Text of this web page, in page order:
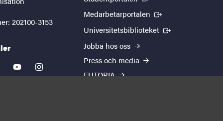
202100-3153
youtubeinstagram
Medarbetarportalen (Extern länk)
Universitetsbiblioteket (Extern länk)
Jobba hos oss
Press och media
EUTOPIA